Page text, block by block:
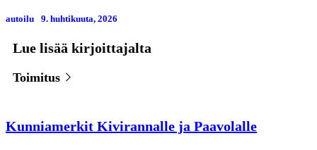
autoilu 9. huhtikuuta, 2026
Lue lisää kirjoittajalta
Toimitus
Kunniamerkit Kivirannalle ja Paavolalle